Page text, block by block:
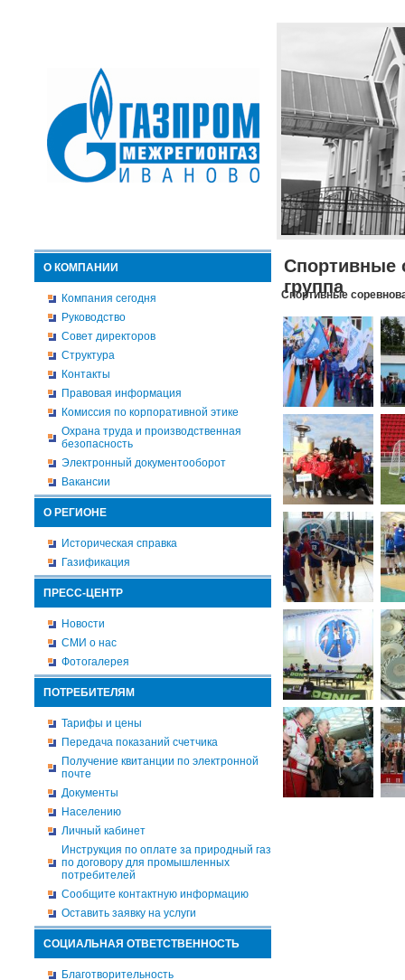
О КОМПАНИИ
Компания сегодня
Руководство
Совет директоров
Структура
Контакты
Правовая информация
Комиссия по корпоративной этике
Охрана труда и производственная
безопасность
Электронный документооборот
Вакансии
О РЕГИОНЕ
Историческая справка
Газификация
ПРЕСС-ЦЕНТР
Новости
СМИ о нас
Фотогалерея
ПОТРЕБИТЕЛЯМ
Тарифы и цены
Передача показаний счетчика
Получение квитанции по электронной
почте
Документы
Населению
Личный кабинет
Инструкция по оплате за природный газ
по договору для промышленных
потребителей
Сообщите контактную информацию
Оставить заявку на услуги
СОЦИАЛЬНАЯ ОТВЕТСТВЕННОСТЬ
Благотворительность
Спортивные
группа
Спортивные